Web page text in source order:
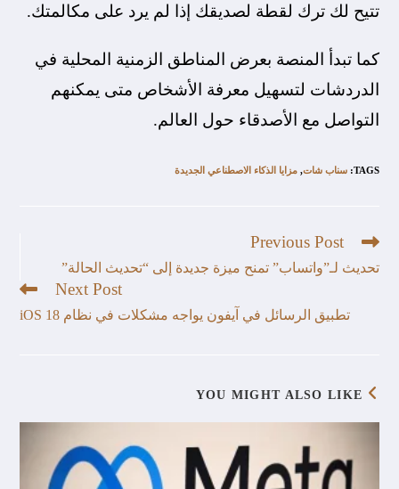
تتيح لك ترك لقطة لصديقك إذا لم يرد على مكالمتك.
كما تبدأ المنصة بعرض المناطق الزمنية المحلية في
الدردشات لتسهيل معرفة الأشخاص متى يمكنهم
التواصل مع الأصدقاء حول العالم.
TAGS
:سناب شات, مزايا الذكاء الاصطناعي الجديدة
Previous Post
تحديث لـ”واتساب” تمنح ميزة جديدة إلى “تحديث الحالة”
Next Post
تطبيق الرسائل في آيفون يواجه مشكلات في نظام iOS 18
YOU MIGHT ALSO LIKE